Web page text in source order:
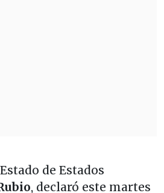
de Estados
, declaró este martes